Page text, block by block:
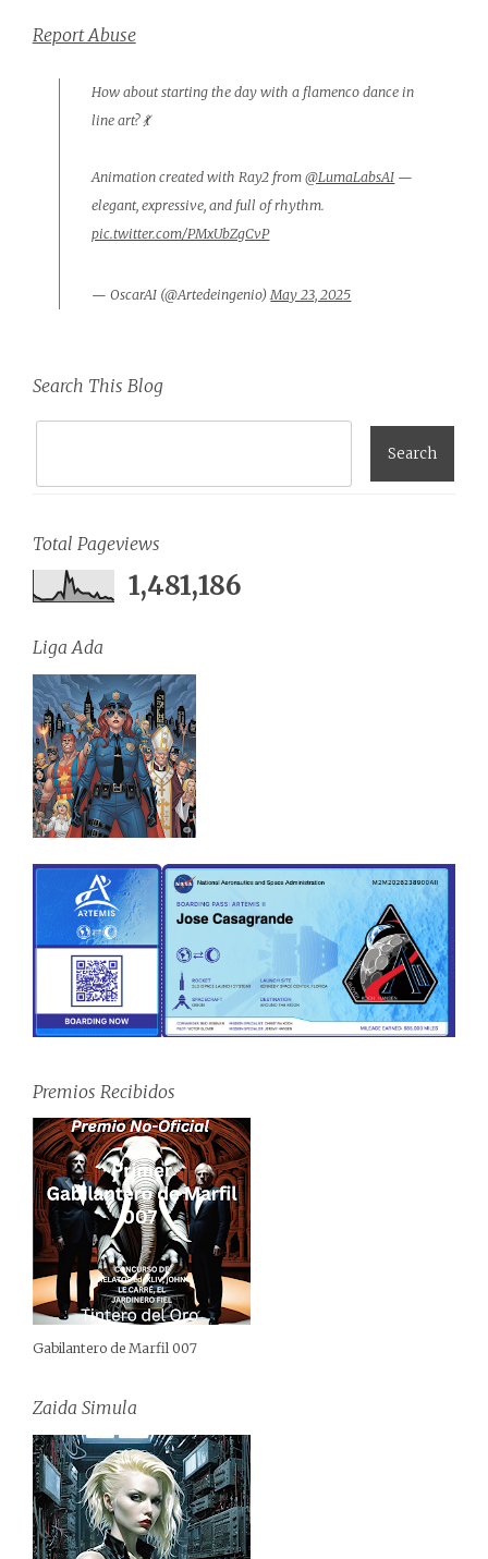
Report Abuse
How about starting the day with a flamenco dance in
line art? 💃
Animation created with Ray2 from@LumaLabsAI —
elegant, expressive, and full of rhythm.
pic.twitter.com/PMxUbZgCvP
— OscarAI (@Artedeingenio) May 23, 2025
Search This Blog
Total Pageviews
1,481,186
Liga Ada
Premios Recibidos
Gabilantero de Marfil 007
Zaida Simula